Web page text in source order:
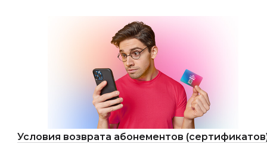
Условия возврата абонементов